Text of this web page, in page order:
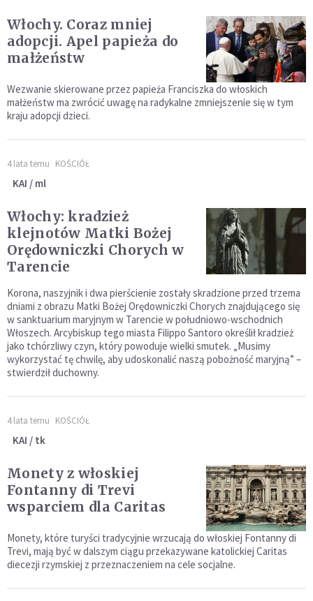
Włochy. Coraz mniej
adopcji. Apel papieża do
małżeństw
Wezwanie skierowane przez papieża Franciszka do włoskich
małżeństw ma zwrócić uwagę na radykalne zmniejszenie się w tym
kraju adopcji dzieci.
4 lata temu KOŚCIÓŁ
KAI / ml
Włochy: kradzież
klejnotów Matki Bożej
Orędowniczki Chorych w
Tarencie
Korona, naszyjnik i dwa pierścienie zostały skradzione przed trzema
dniami z obrazu Matki Bożej Orędowniczki Chorych znajdującego się
w sanktuarium maryjnym w Tarencie w południowo-wschodnich
Włoszech. Arcybiskup tego miasta Filippo Santoro określił kradzież
jako tchórzliwy czyn, który powoduje wielki smutek. „Musimy
wykorzystać tę chwilę, aby udoskonalić naszą pobożność maryjną” –
stwierdził duchowny.
4 lata temu KOŚCIÓŁ
KAI / tk
Monety z włoskiej
Fontanny di Trevi
wsparciem dla Caritas
Monety, które turyści tradycyjnie wrzucają do włoskiej Fontanny di
Trevi, mają być w dalszym ciągu przekazywane katolickiej Caritas
diecezji rzymskiej z przeznaczeniem na cele socjalne.